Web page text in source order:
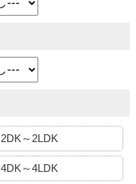
2DK～2LDK
4DK～4LDK